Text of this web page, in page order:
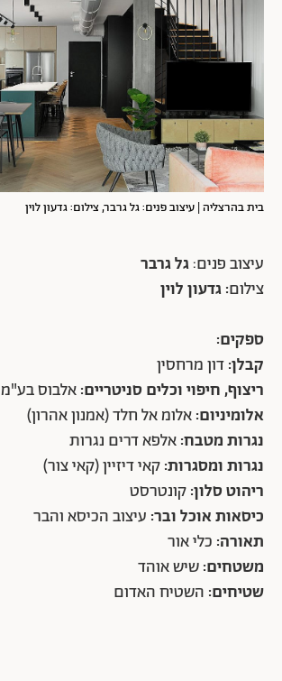
בית בהרצליה | עיצוב פנים: גל גרבר, צילום: גדעון לוין
עיצוב פנים:גל גרבר
צילום: גדעון לוין
ספקים:
קבלן:דון מרחסין
ריצוף, חיפוי וכלים סניטריים:אלבוס בע"מ
אלומיניום:אלומ אל חלד (אמנון אהרון)
נגרות מטבח:אלפא דרים נגרות
נגרות ומסגרות:קאי דיזיין (קאי צור)
ריהוט סלון:קונטרסט
כיסאות אוכלובר: עיצוב הכיסא והבר
תאורה: כלי אור
משטחים:שיש אוהד
שטיחים: השטיח האדום